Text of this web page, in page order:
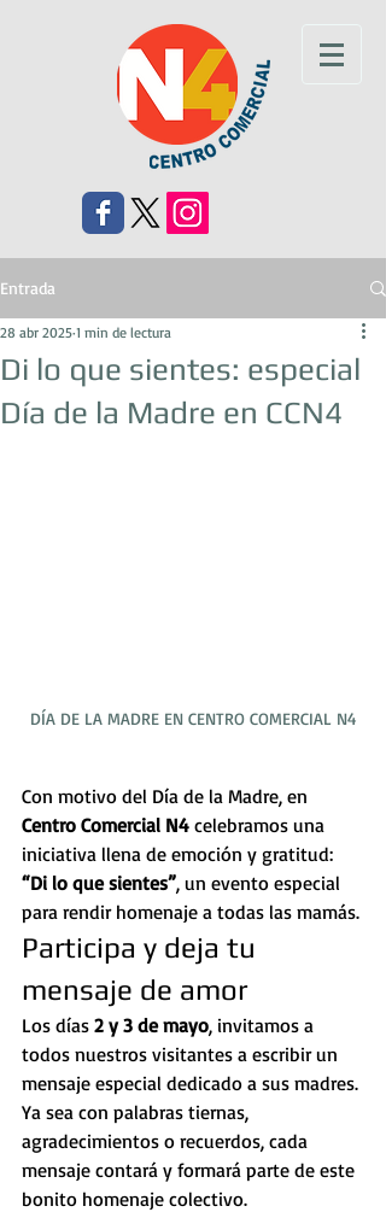
Entrada
Di lo que sientes: especial
Día de la Madre en CCN4
28 abr 2025 1 min de lectura
DÍA DE LA MADRE EN CENTRO COMERCIAL N4
Con motivo del Día de la Madre, en
Centro Comercial N4 celebramos una
iniciativa llena de emoción y gratitud:
“Di lo que sientes”, un evento especial
para rendir homenaje a todas las mamás.
Participa y deja tu
mensaje de amor
Los días 2 y 3 de mayo, invitamos a
todos nuestros visitantes a escribir un
mensaje especial dedicado a sus madres.
Ya sea con palabras tiernas,
agradecimientos o recuerdos, cada
mensaje contará y formará parte de este
bonito homenaje colectivo.